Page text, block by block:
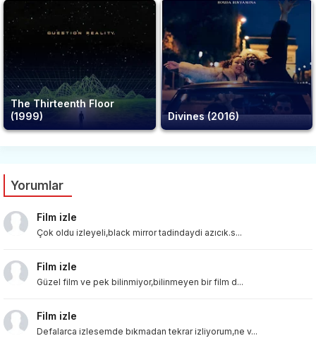
The Thirteenth Floor
(1999)
Divines (2016)
Yorumlar
Film izle
Çok oldu izleyeli,black mirror tadindaydi azıcık.s...
Film izle
Güzel film ve pek bilinmiyor,bilinmeyen bir film d...
Film izle
Defalarca izlesemde bıkmadan tekrar izliyorum,ne v...